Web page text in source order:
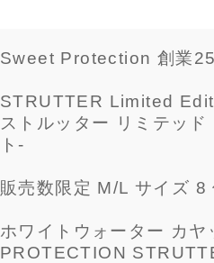
Sweet Protection 創業
STRUTTER Limited
ストルッター リミテッ
ト-
販売数限定 M/L サイズ
ホワイトウォーター カ
PROTECTION